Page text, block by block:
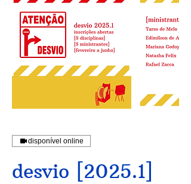
disponível online
desvio [2025.1]